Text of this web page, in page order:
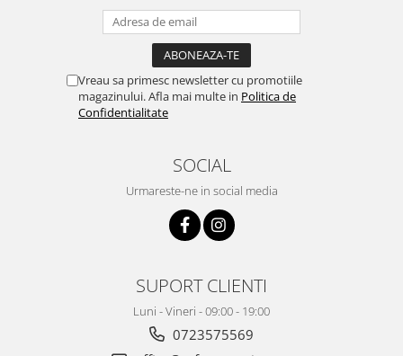
Vreau sa primesc newsletter cu promotiile
magazinului. Afla mai multe in Politica de
Confidentialitate
SOCIAL
Urmareste-ne in social media
SUPORT CLIENTI
Luni - Vineri - 09:00 - 19:00
0723575569